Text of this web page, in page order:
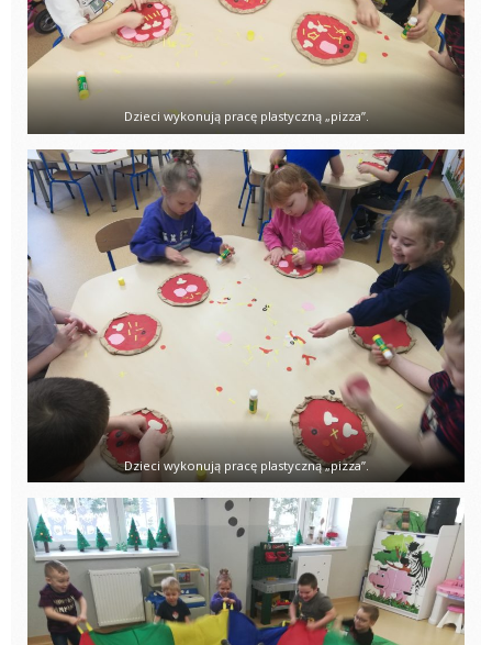
Dzieci wykonują pracę plastyczną „pizza”.
Dzieci wykonują pracę plastyczną „pizza”.